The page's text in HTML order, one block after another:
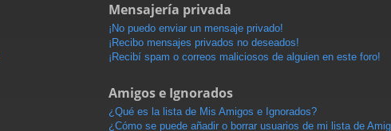
Mensajería privada
¡No puedo enviar un mensaje privado!
¡Recibo mensajes privados no deseados!
¡Recibí spam o correos maliciosos de alguien en este foro!
Amigos e Ignorados
¿Qué es la lista de Mis Amigos e Ignorados?
¿Cómo se puede añadir o borrar usuarios de mi lista de